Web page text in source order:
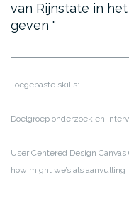
van Rijnstate in
geven
Toegepaste skills:
Doelgroep onderzoek en
User Centered Design
how might we’s als aanvulling